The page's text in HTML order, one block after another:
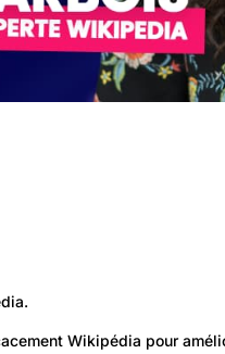
Wikipédia pour